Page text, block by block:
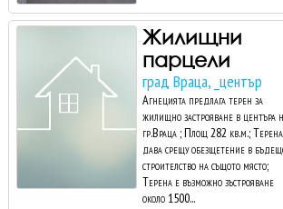
Жилищни
парцели
град Враца, _център
Агнецията предлага терен за
жилищно застрояване в центъра
гр.Враца ; Площ 282 кв.м.;
дава срещу обезщетение в
строителство на същото място;
Терена е възможно зъстрояване
около 1500...